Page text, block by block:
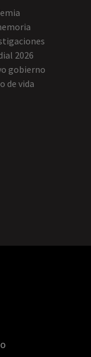
2026
gobierno
de vida